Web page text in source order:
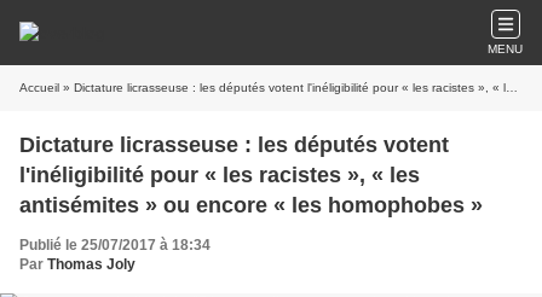
MENU
Accueil » Dictature licrasseuse : les députés votent l'inéligibilité pour « les racistes », « les antisémites » ou encore « les homophobes »
Dictature licrasseuse : les députés votent
l'inéligibilité pour « les racistes », « les
antisémites » ou encore « les homophobes »
Publié le 25/07/2017 à 18:34
Par Thomas Joly